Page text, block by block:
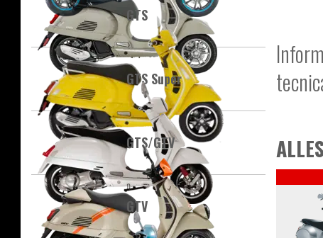
GTS
GTS Super
GTS/GTV
GTV